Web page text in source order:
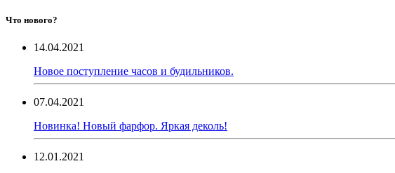
Что нового?
14.04.2021
Новое поступление часов и будильников.
07.04.2021
Новинка! Новый фарфор. Яркая деколь!
12.01.2021